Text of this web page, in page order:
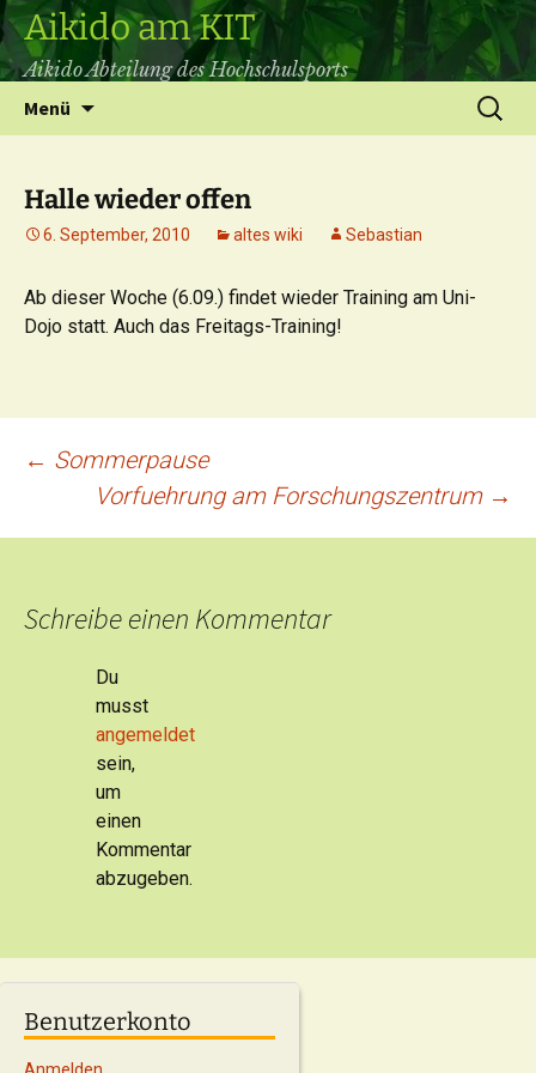
Aikido am KIT
Aikido Abteilung des Hochschulsports
Menü
Suchen
nach:
Halle wieder offen
6. September, 2010 altes wiki Sebastian
Ab dieser Woche (6.09.) findet wieder Training am Uni-
Dojo statt. Auch das Freitags-Training!
Beitrags-
Navigation
← Sommerpause
Vorfuehrung am Forschungszentrum →
Schreibe einen Kommentar
Du
musst
angemeldet
sein,
um
einen
Kommentar
abzugeben.
Benutzerkonto